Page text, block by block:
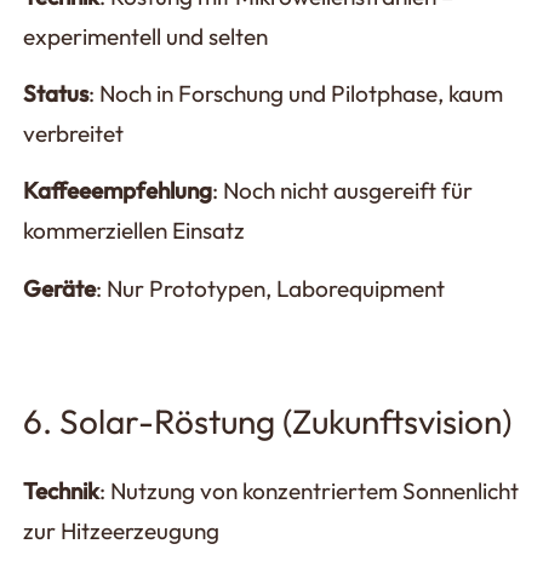
experimentell und selten
Status: Noch in Forschung und Pilotphase, kaum
verbreitet
Kaffeeempfehlung: Noch nicht ausgereift für
kommerziellen Einsatz
Geräte: Nur Prototypen, Laborequipment
6. Solar-Röstung (Zukunftsvision)
Technik: Nutzung von konzentriertem Sonnenlicht
zur Hitzeerzeugung